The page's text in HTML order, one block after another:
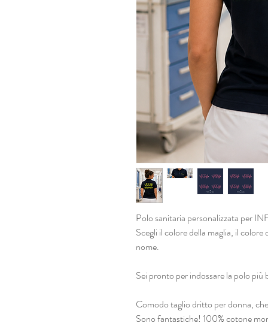
Polo sanitaria personalizzata per
Scegli il colore della maglia, il
nome.
Sei pronto per indossare la polo più
Comodo taglio dritto per donna,
Sono fantastiche! 100% cotone